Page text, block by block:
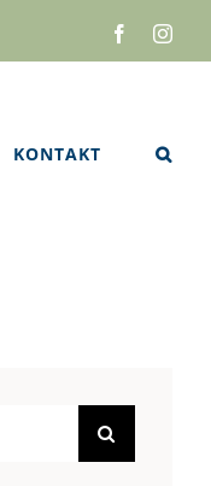
Facebook
KONTAKT